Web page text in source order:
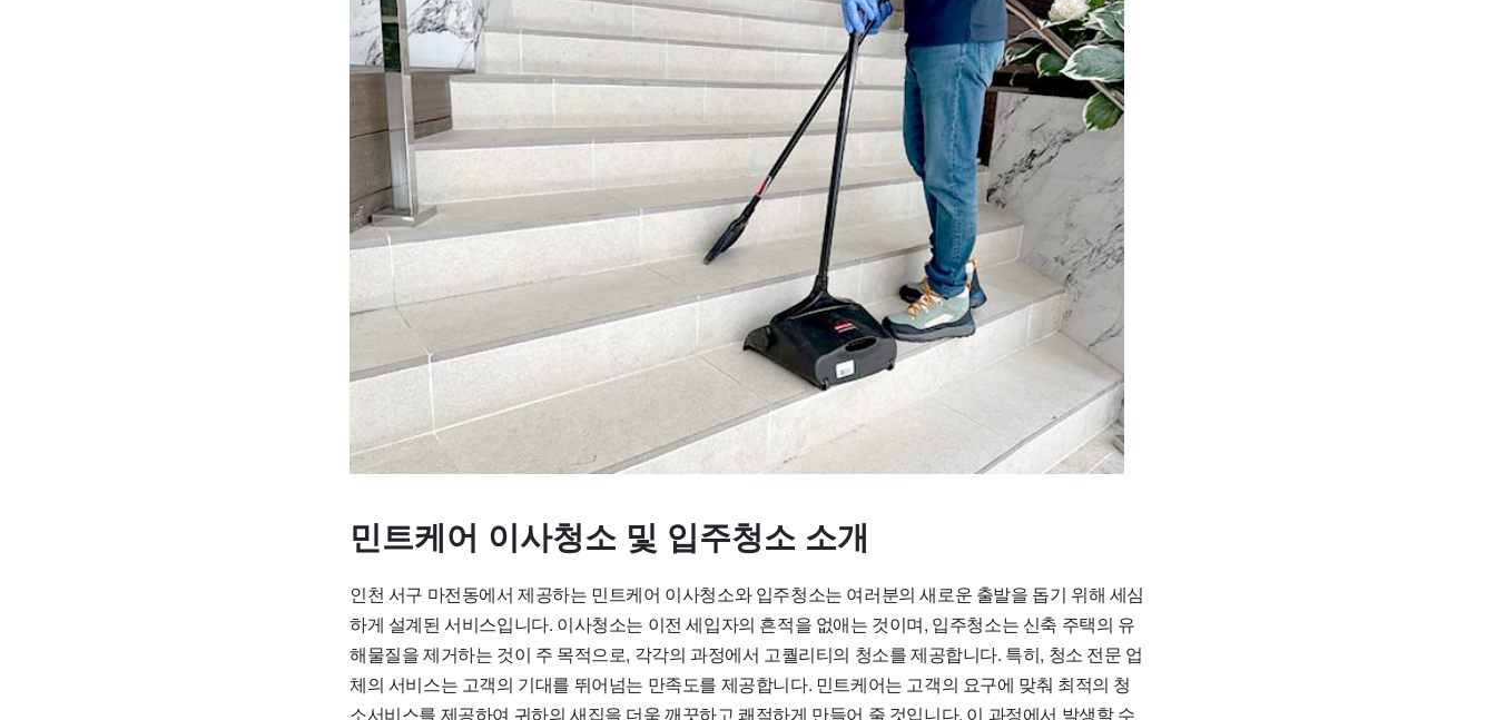
민트케어 이사청소 및 입주청소 소개
인천 서구 마전동에서 제공하는 민트케어 이사청소와 입주청소는 여러분의 새로운 출발을 돕기 위해 세심
하게 설계된 서비스입니다. 이사청소는 이전 세입자의 흔적을 없애는 것이며, 입주청소는 신축 주택의 유
해물질을 제거하는 것이 주 목적으로, 각각의 과정에서 고퀄리티의 청소를 제공합니다. 특히, 청소 전문 업
체의 서비스는 고객의 기대를 뛰어넘는 만족도를 제공합니다. 민트케어는 고객의 요구에 맞춰 최적의 청
소서비스를 제공하여 귀하의 새집을 더욱 깨끗하고 쾌적하게 만들어 줄 것입니다. 이 과정에서 발생할 수